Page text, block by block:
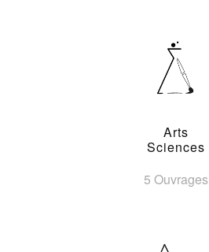
Arts
Sciences
5 Ouvrages